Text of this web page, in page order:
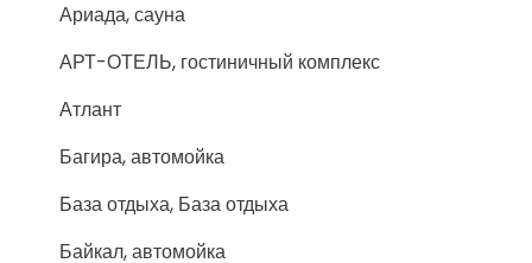
Ариада, сауна
АРТ-ОТЕЛЬ, гостиничный комплекс
Атлант
Багира, автомойка
База отдыха, База отдыха
Байкал, автомойка